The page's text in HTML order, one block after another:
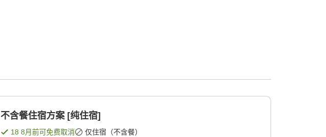
不含餐住宿方案 [纯住宿]
18 8月前可免费取消 仅住宿（不含餐）